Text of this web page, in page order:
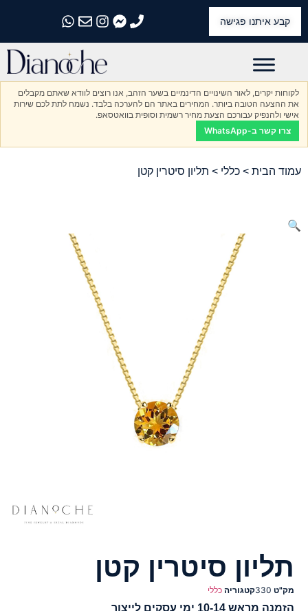
קבע איתנו פגישה
התקשרו אלינו
התקשרו אלינו
התקשרו אלינו
התקשרו אלינו
התקשרו אלינו
לקוחות יקרים, לאור השינויים הדינמיים בשער הזהב, אנו רוצים לוודא שאתם מקבלים
את ההצעה הטובה ביותר. המחירים באתר הם להערכה בלבד. נשמח לתת לכם שירות
אישי ולהנפיק עבורכם הצעת מחיר רשמית וסופית בוואטסאפ.
צרו קשר ב-WhatsApp
עמוד הבית > כללי > תליון סיטרין קטן
🔍
תליון סיטרין קטן
מק"ט 330קטגוריה כללי
הזמנה מראש 10-14 ימי עסקים לייצור